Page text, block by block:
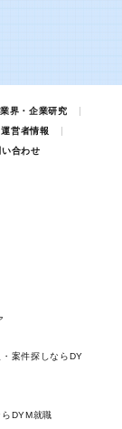
業界・企業研究
運営者情報
い合わせ
案件探しならDY
DYM就職